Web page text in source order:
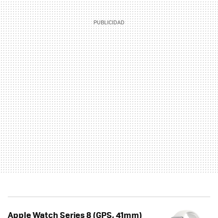
Apple Watch Series 8 (GPS, 41mm)